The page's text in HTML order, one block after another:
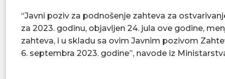
“Javni poziv za podnošenje zahteva za
za 2023. godinu, objavljen 24. jula ove godine,
zahteva, i u skladu sa ovim Javnim pozivom
6. septembra 2023. godine”, navode iz